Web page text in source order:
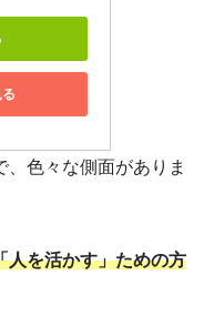
色々な側面がありま
人を活かす」ための方